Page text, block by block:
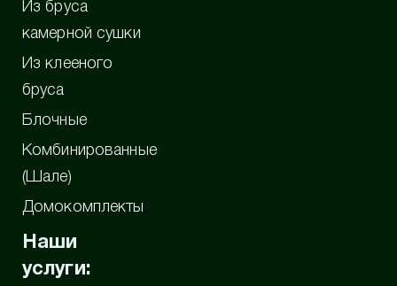
Из бруса
камерной сушки
Из клееного
бруса
Блочные
Комбинированные
(Шале)
Домокомплекты
Наши
услуги: